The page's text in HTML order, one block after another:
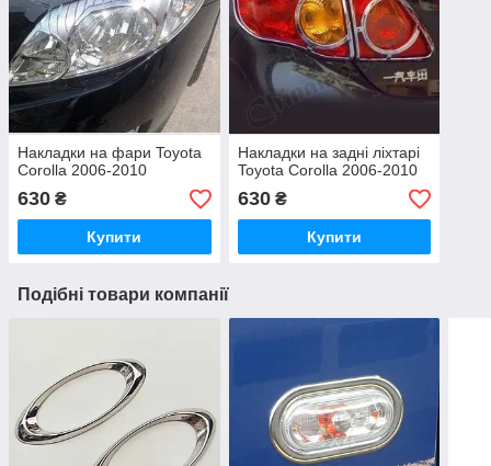
Накладки на фари Toyota
Corolla 2006-2010
630 ₴
Купити
Накладки на задні ліхтарі
Toyota Corolla 2006-2010
630₴
Купити
Подібні товари компанії